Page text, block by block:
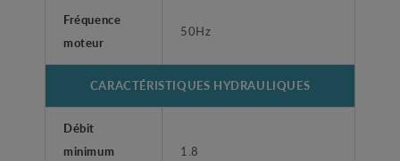
Fréquence
moteur
50Hz
CARACTÉRISTIQUES HYDRAULIQUES
Débit
minimum
1.8